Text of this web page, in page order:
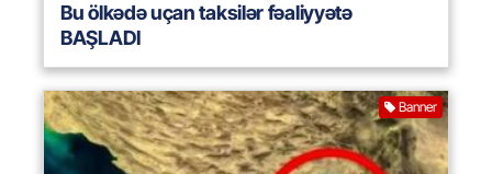
Bu ölkədə uçan taksilər fəaliyyətə
BAŞLADI
Banner